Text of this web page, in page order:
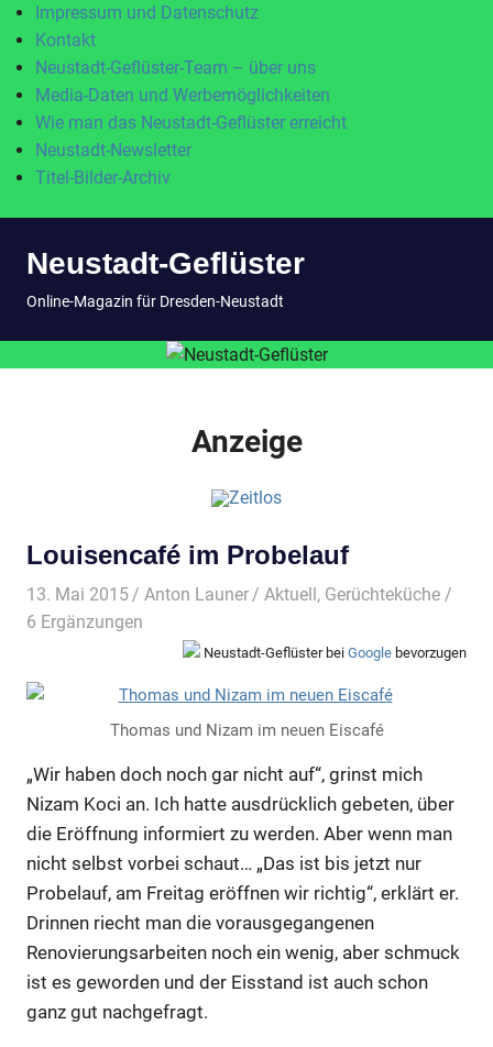
Impressum und Datenschutz
Kontakt
Neustadt-Geflüster-Team – über uns
Media-Daten und Werbemöglichkeiten
Wie man das Neustadt-Geflüster erreicht
Neustadt-Newsletter
Titel-Bilder-Archiv
InhaltNeustadt-Geflüster
Online-Magazin für Dresden-Neustadt
Anzeige
Louisencafé im Probelauf
13. Mai 2015 Anton Launer Aktuell, Gerüchteküche /
6 Ergänzungen
Neustadt-Geflüster bei Google bevorzugen
Thomas und Nizam im neuen Eiscafé
„Wir haben doch noch gar nicht auf“, grinst mich
Nizam Koci an. Ich hatte ausdrücklich gebeten, über
die Eröffnung informiert zu werden. Aber wenn man
nicht selbst vorbei schaut… „Das ist bis jetzt nur
Probelauf, am Freitag eröffnen wir richtig“, erklärt er.
Drinnen riecht man die vorausgegangenen
Renovierungsarbeiten noch ein wenig, aber schmuck
ist es geworden und der Eisstand ist auch schon
ganz gut nachgefragt.